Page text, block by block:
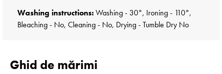
Washing instructions:Washing - 30°, Ironing - 110°,
Bleaching - No, Cleaning - No, Drying - Tumble Dry No
Ghid de mărimi